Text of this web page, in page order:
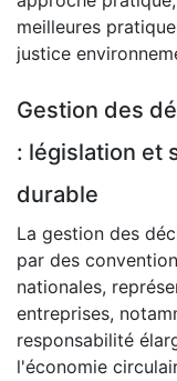
meilleures
justice
Gestion des
: législation et
durable
La gestion des
par des
nationales,
entreprises,
responsabilité
l'économie